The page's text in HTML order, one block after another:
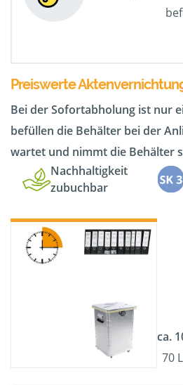
Preiswerte
Bei der Sofortabholung ist nur
befüllen die Behälter bei der
wartet und nimmt die Behälter
Nachhaltigkeit
zubuchbar
ca.
70